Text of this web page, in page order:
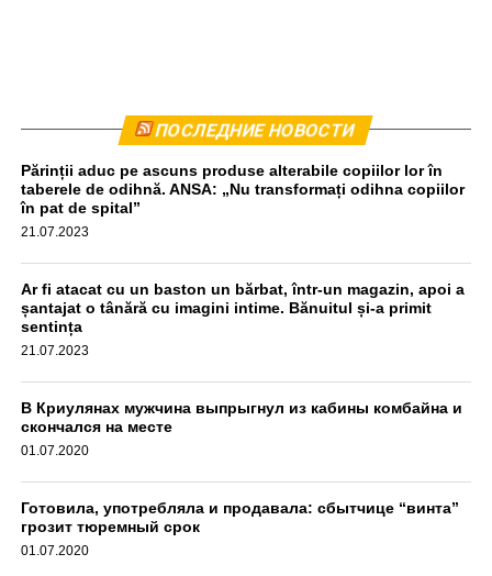
Комбайн был остановлен приблизительно в 440
метрах от места происшествия. Водитель прошел тест
на алкоголь, результат оказался отрицательным,
передаёт unimedia.info. Все обстоятельства инцидента
выясняются.
ПОСЛЕДНИЕ НОВОСТИ
Părinții aduc pe ascuns produse alterabile copiilor lor în
taberele de odihnă. ANSA: „Nu transformați odihna copiilor
în pat de spital”
21.07.2023
Ar fi atacat cu un baston un bărbat, într-un magazin, apoi a
șantajat o tânără cu imagini intime. Bănuitul și-a primit
sentința
21.07.2023
В Криулянах мужчина выпрыгнул из кабины комбайна и
скончался на месте
01.07.2020
Готовила, употребляла и продавала: сбытчице “винта”
грозит тюремный срок
01.07.2020